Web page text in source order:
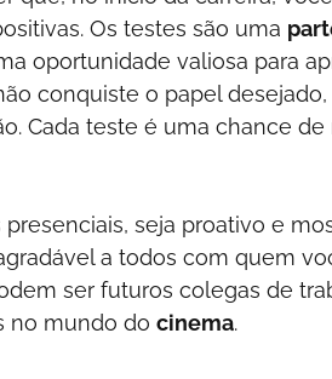
Os testes são uma
oportunidade valiosa para
conquiste o papel
Cada teste é uma chance de
seja proativo e
a todos com quem
ser futuros colegas de
no mundo do cinema.